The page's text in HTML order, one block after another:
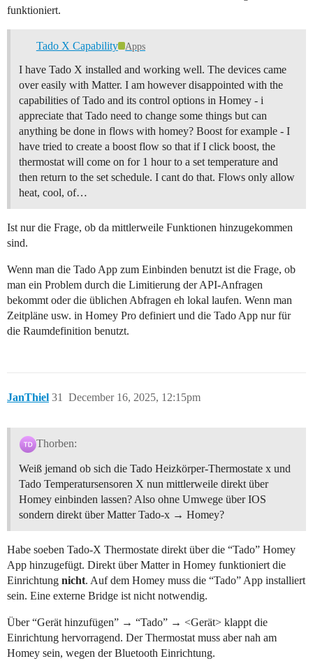
funktioniert.
Tado X Capability Apps
I have Tado X installed and working well. The devices came
over easily with Matter. I am however disappointed with the
capabilities of Tado and its control options in Homey - i
appreciate that Tado need to change some things but can
anything be done in flows with homey? Boost for example - I
have tried to create a boost flow so that if I click boost, the
thermostat will come on for 1 hour to a set temperature and
then return to the set schedule. I cant do that. Flows only allow
heat, cool, of…
Ist nur die Frage, ob da mittlerweile Funktionen hinzugekommen
sind.
Wenn man die Tado App zum Einbinden benutzt ist die Frage, ob
man ein Problem durch die Limitierung der API-Anfragen
bekommt oder die üblichen Abfragen eh lokal laufen. Wenn man
Zeitpläne usw. in Homey Pro definiert und die Tado App nur für
die Raumdefinition benutzt.
JanThiel December 16, 2025, 12:15pm
31
Thorben:
Weiß jemand ob sich die Tado Heizkörper-Thermostate x und
Tado Temperatursensoren X nun mittlerweile direkt über
Homey einbinden lassen? Also ohne Umwege über IOS
sondern direkt über Matter Tado-x → Homey?
Habe soeben Tado-X Thermostate direkt über die “Tado” Homey
App hinzugefügt. Direkt über Matter in Homey funktioniert die
Einrichtung nicht. Auf dem Homey muss die “Tado” App installiert
sein. Eine externe Bridge ist nicht notwendig.
Über “Gerät hinzufügen” → “Tado” → <Gerät> klappt die
Einrichtung hervorragend. Der Thermostat muss aber nah am
Homey sein, wegen der Bluetooth Einrichtung.